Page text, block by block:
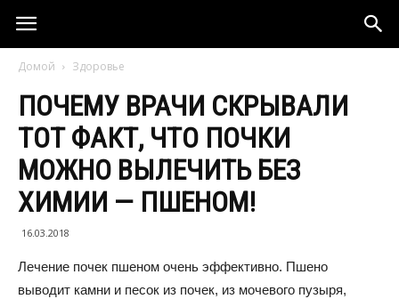
Домой Здоровье
ПОЧЕМУ ВРАЧИ СКРЫВАЛИ
ТОТ ФАКТ, ЧТО ПОЧКИ
МОЖНО ВЫЛЕЧИТЬ БЕЗ
ХИМИИ — ПШЕНОМ!
16.03.2018
Лечение почек пшеном очень эффективно. Пшено
выводит камни и песок из почек, из мочевого пузыря,